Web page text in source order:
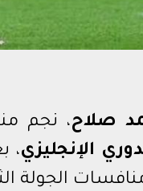
صلاح، نجم
الإنجليزي،
الجولة